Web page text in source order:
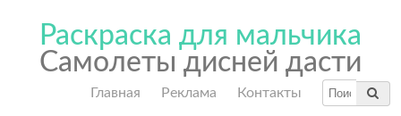
Раскраска для мальчика
Самолеты дисней дасти
Главная Реклама Контакты